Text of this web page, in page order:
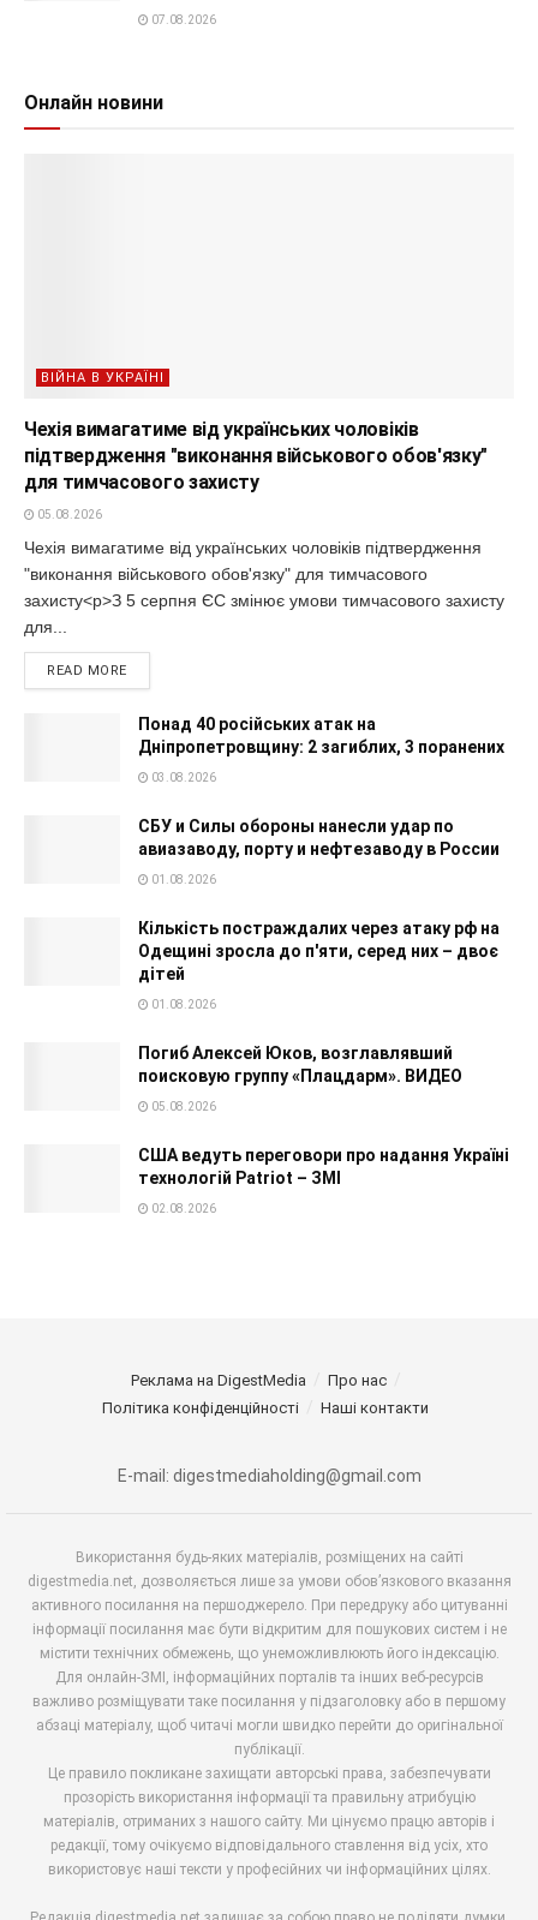
07.08.2026
Онлайн новини
ВІЙНА В УКРАЇНІ
Чехія вимагатиме від українських чоловіків
підтвердження "виконання військового обов'язку"
для тимчасового захисту
05.08.2026
Чехія вимагатиме від українських чоловіків підтвердження
"виконання військового обов'язку" для тимчасового
захисту<p>З 5 серпня ЄС змінює умови тимчасового захисту
для...
READ MORE
Понад 40 російських атак на
Дніпропетровщину: 2 загиблих, 3 поранених
03.08.2026
СБУ и Силы обороны нанесли удар по
авиазаводу, порту и нефтезаводу в России
01.08.2026
Кількість постраждалих через атаку рф на
Одещині зросла до п'яти, серед них – двоє
дітей
01.08.2026
Погиб Алексей Юков, возглавлявший
поисковую группу «Плацдарм». ВИДЕО
05.08.2026
США ведуть переговори про надання Україні
технологій Patriot – ЗМІ
02.08.2026
Реклама на DigestMedia
Про нас
Політика конфіденційності
Наші контакти
E-mail: digestmediaholding@gmail.com
Використання будь-яких матеріалів, розміщених на сайті
digestmedia.net, дозволяється лише за умови обов’язкового вказання
активного посилання на першоджерело. При передруку або цитуванні
інформації посилання має бути відкритим для пошукових систем і не
містити технічних обмежень, що унеможливлюють його індексацію.
Для онлайн-ЗМІ, інформаційних порталів та інших веб-ресурсів
важливо розміщувати таке посилання у підзаголовку або в першому
абзаці матеріалу, щоб читачі могли швидко перейти до оригінальної
публікації.
Це правило покликане захищати авторські права, забезпечувати
прозорість використання інформації та правильну атрибуцію
матеріалів, отриманих з нашого сайту. Ми цінуємо працю авторів і
редакції, тому очікуємо відповідального ставлення від усіх, хто
використовує наші тексти у професійних чи інформаційних цілях.